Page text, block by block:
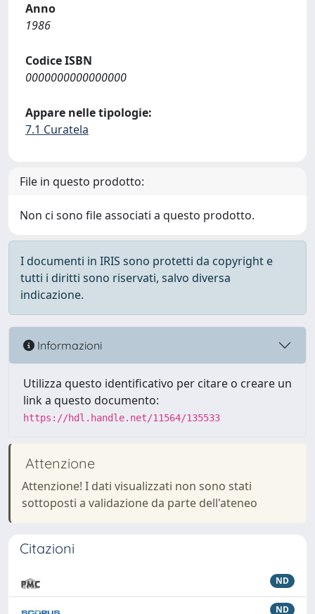
Anno
1986
Codice ISBN
0000000000000000
Appare nelle tipologie:
7.1 Curatela
File in questo prodotto:
Non ci sono file associati a questo prodotto.
I documenti in IRIS sono protetti da copyright e
tutti i diritti sono riservati, salvo diversa
indicazione.
Informazioni
Utilizza questo identificativo per citare o creare un
link a questo documento:
https://hdl.handle.net/11564/135533
Attenzione
Attenzione! I dati visualizzati non sono stati
sottoposti a validazione da parte dell'ateneo
Citazioni
ND
ND